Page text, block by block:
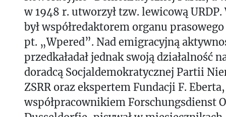
w 1948 r. utworzył tzw. lewicową
był współredaktorem organu
pt. „Wpered”. Nad emigracyjną
przedkaładał jednak swoją działalność
doradcą Socjaldemokratycznej Partii
ZSRR oraz ekspertem Fundacji F. Eberta,
współpracownikiem Forschungsdienst